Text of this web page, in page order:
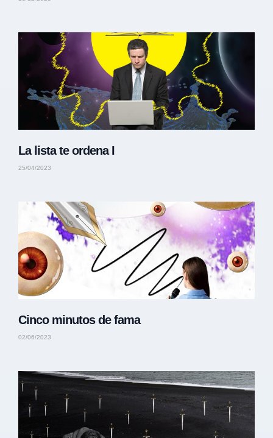
La lista te ordena I
25/04/2023
Cinco minutos de fama
02/06/2023